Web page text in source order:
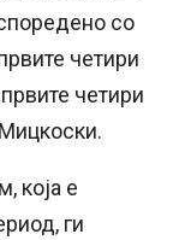
со
четири
четири
која е
ги